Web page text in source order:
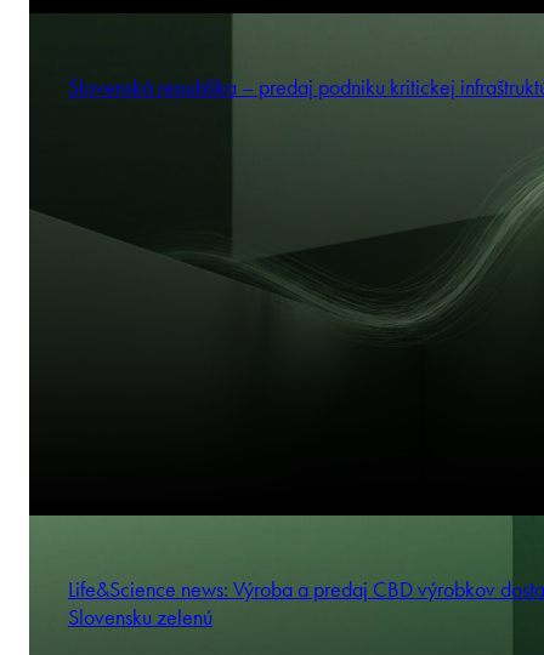
Slovenská republika – predaj podniku kritickej
Life&Science news: Výroba a predaj CBD výrobkov
Slovensku zelenú